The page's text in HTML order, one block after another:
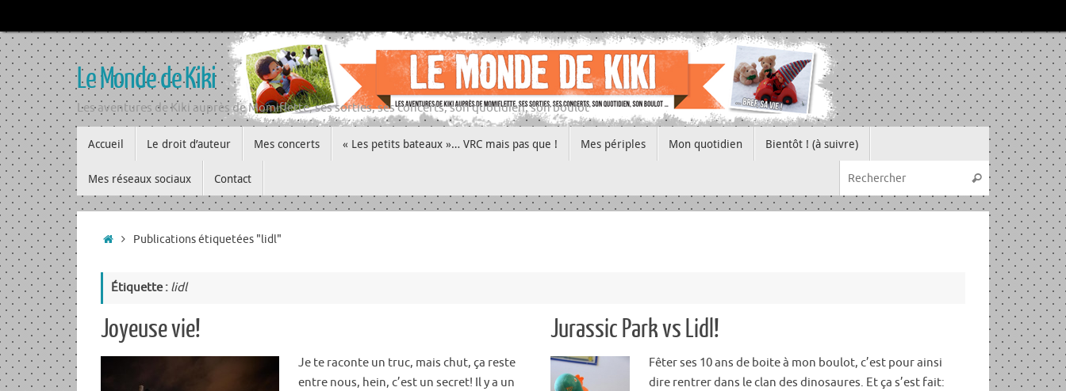
au
contenu
Le Monde de Kiki
Les aventures de Kiki auprès de Momiflette, ses sorties, ses concerts, son quotidien, son boulot
au
contenu
Accueil Le droit d’auteur Mes concerts « Les petits bateaux »… VRC mais pas que ! Mes périples Mon quotidien Bientôt ! (à suivre)
Mes réseaux sociaux Contact
Recherche
Rechercher
Accueil
Publications étiquetées "lidl"
Étiquette : lidl
Joyeuse vie!
Je te raconte un truc, mais chut, ça reste
entre nous, hein, c’est un secret! Il y a un
Jurassic Park vs Lidl!
Fêter ses 10 ans de boite à mon boulot, c’est pour ainsi
dire rentrer dans le clan des dinosaures. Et ça s’est fait: